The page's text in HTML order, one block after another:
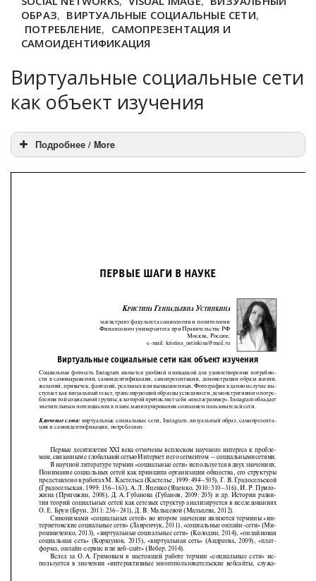
ОБРАЗ, ВИРТУАЛЬНЫЕ СОЦИАЛЬНЫЕ СЕТИ,
ПОТРЕБЛЕНИЕ, САМОПРЕЗЕНТАЦИЯ И
САМОИДЕНТИФИКАЦИЯ
Виртуальные социальные сети
как объект изучения
Подробнее / More